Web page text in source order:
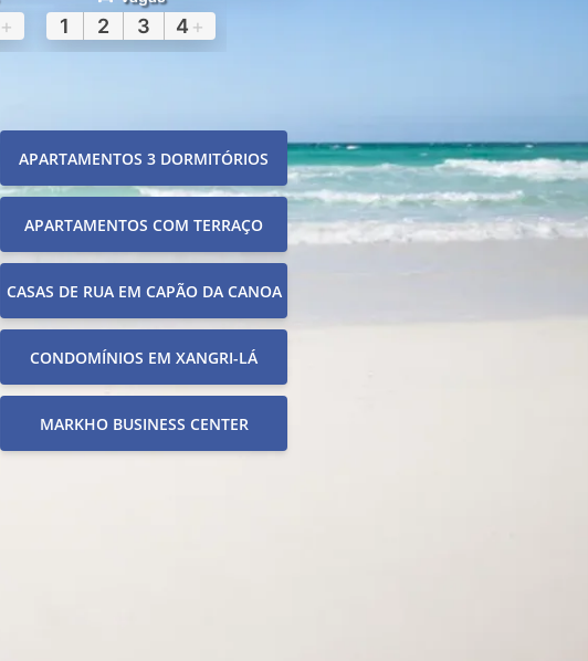
+ 1 2 3 4 +
APARTAMENTOS 3 DORMITÓRIOS
APARTAMENTOS COM TERRAÇO
CASAS DE RUA EM CAPÃO DA CANOA
CONDOMÍNIOS EM XANGRI-LÁ
MARKHO BUSINESS CENTER